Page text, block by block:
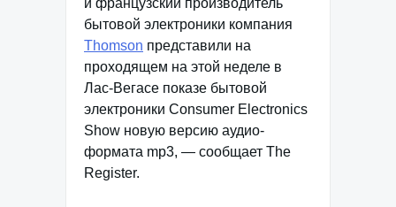
и французский производитель
бытовой электроники компания
Thomson представили на
проходящем на этой неделе в
Лас-Вегасе показе бытовой
электроники Consumer Electronics
Show новую версию аудио-
формата mp3, — сообщает The
Register.